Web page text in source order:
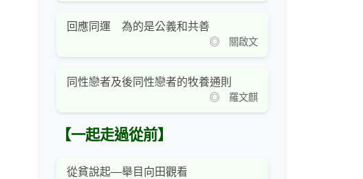
回應同運 為的是公義和共善
◎ 關啟文
同性戀者及後同性戀者的牧養通則
◎ 羅文麒
【一起走過從前】
從貧說起—舉目向田觀看